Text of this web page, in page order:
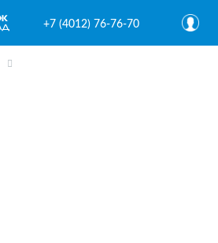
+7 (4012) 76-76-70